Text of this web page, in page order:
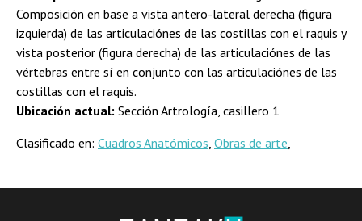
Composición en base a vista antero-lateral derecha (figura
izquierda) de las articulaciónes de las costillas con el raquis y
vista posterior (figura derecha) de las articulaciónes de las
vértebras entre sí en conjunto con las articulaciónes de las
costillas con el raquis.
Ubicación actual: Sección Artrología, casillero 1
Clasificado en: Cuadros Anatómicos, Obras de arte,